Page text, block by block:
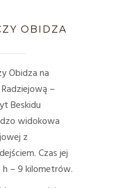
OBIDZA
Obidza na
–
Beskidu
widokowa
z
Czas jej
h – 9 kilometrów.